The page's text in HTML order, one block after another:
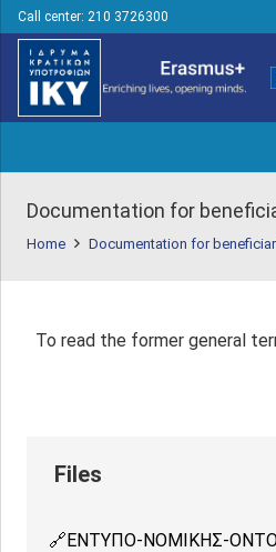
Call center: 210 3726300
Documentation for
Home Documentation for
To read the former general
ΕΝΤΥΠΟ-ΝΟΜΙΚΗΣ-